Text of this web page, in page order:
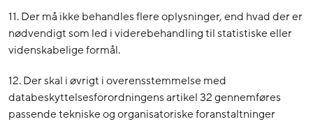
11. Der må ikke behandles flere oplysninger, end hvad der er
nødvendigt som led i viderebehandling til statistiske eller
videnskabelige formål.
12. Der skal i øvrigt i overensstemmelse med
databeskyttelsesforordningens artikel 32 gennemføres
passende tekniske og organisatoriske foranstaltninger